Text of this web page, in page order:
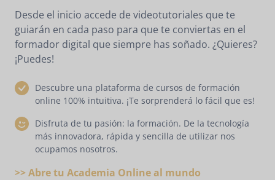
Desde el inicio accede de videotutoriales que te
guiarán en cada paso para que te conviertas en el
formador digital que siempre has soñado. ¿Quieres?
¡Puedes!
Descubre una plataforma de cursos de formación
online 100% intuitiva. ¡Te sorprenderá lo fácil que es!
Disfruta de tu pasión: la formación. De la tecnología
más innovadora, rápida y sencilla de utilizar nos
ocupamos nosotros.
>> Abre tu Academia Online al mundo